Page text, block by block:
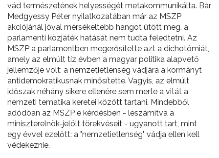
vád természetének helyességét metakommunikálta. Bár
Medgyessy Péter nyilatkozatában már az MSZP
akciójánál jóval mérsékeltebb hangot ütött meg, a
parlamenti közjáték hatását nem tudta feledtetni. Az
MSZP a parlamentben megerősítette azt a dichotómiát,
amely az elmúlt tíz évben a magyar politika alapvető
jellemzője volt: a nemzetietlenség vádjára a kormányt
antidemokratikusnak minősítette. Vagyis, az elmúlt
időszak néhány sikere ellenére sem merte a vitát a
nemzeti tematika keretei között tartani. Mindebből
adódóan az MSZP e kérdésben - leszámítva a
miniszterelnök-jelölt törekvéseit - ugyanott tart, mint
egy évvel ezelőtt: a "nemzetietlenség" vádja ellen kell
védekeznie.